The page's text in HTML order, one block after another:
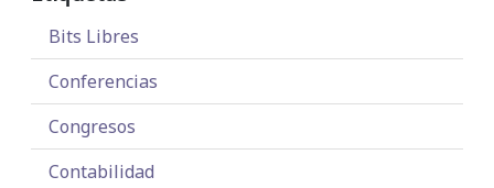
Bits Libres
Conferencias
Congresos
Contabilidad